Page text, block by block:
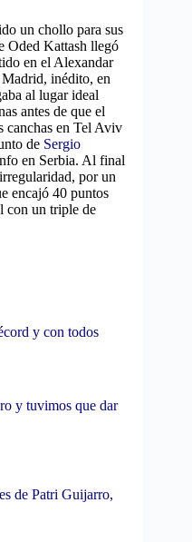
un chollo para sus
Oded Kattash llegó
en el Alexandar
inédito, en
al lugar ideal
antes de que el
canchas en Tel Aviv
de Sergio
en Serbia. Al final
por un
encajó 40 puntos
con un triple de
y con todos
y tuvimos que dar
de Patri Guijarro,